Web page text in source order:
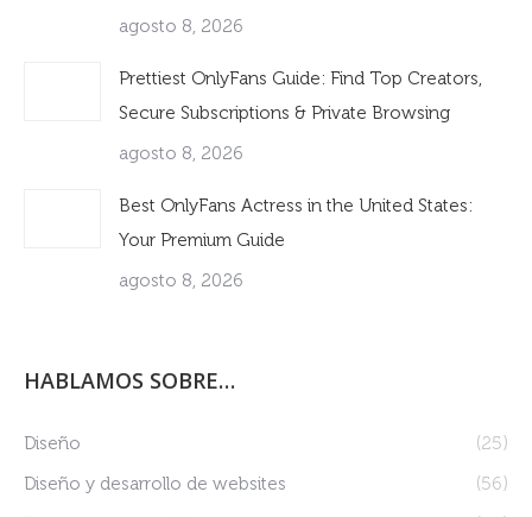
agosto 8, 2026
Prettiest OnlyFans Guide: Find Top Creators,
Secure Subscriptions & Private Browsing
agosto 8, 2026
Best OnlyFans Actress in the United States:
Your Premium Guide
agosto 8, 2026
HABLAMOS SOBRE…
Diseño
(25)
Diseño y desarrollo de websites
(56)